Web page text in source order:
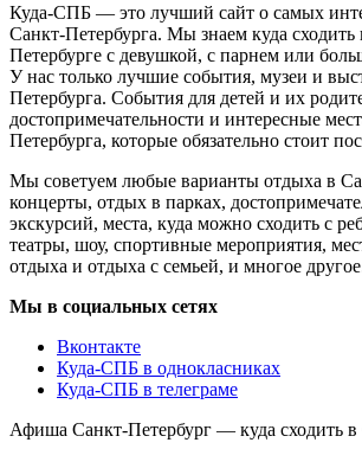
Куда-СПБ — это лучший сайт о самых
Санкт-Петербурга. Мы знаем куда сходить
Петербурге с девушкой, с парнем или
У нас только лучшие события, музеи и
Петербурга. События для детей и их
достопримечательности и интересные
Петербурга, которые обязательно стоит
Мы советуем любые варианты отдыха в
концерты, отдых в парках,
экскурсий, места, куда можно сходить с
театры, шоу, спортивные мероприятия,
отдыха и отдыха с семьей, и многое
Мы в социальных сетях
Вконтакте
Куда-СПБ в однокласниках
Куда-СПБ в телеграме
Афиша Санкт-Петербург — куда сходить в